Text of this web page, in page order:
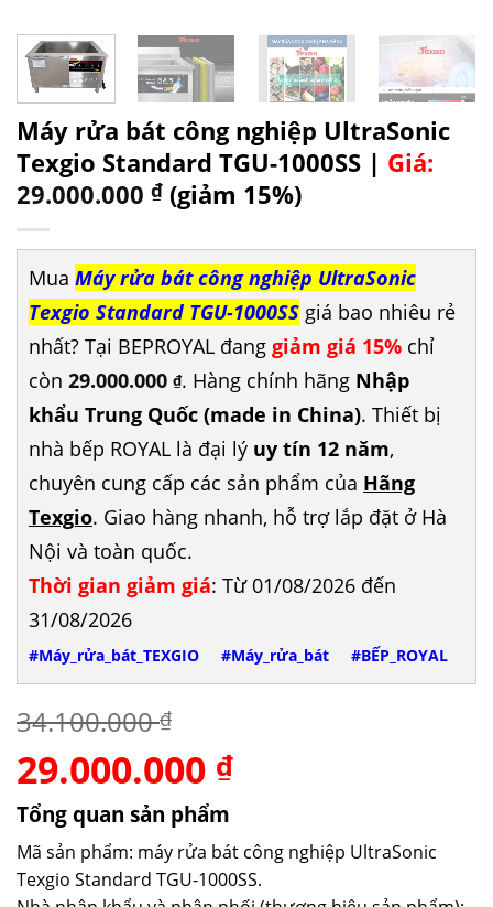
Máy rửa bát công nghiệp UltraSonic
Texgio Standard TGU-1000SS | Giá:
29.000.000 ₫ (giảm 15%)
Mua Máy rửa bát công nghiệp UltraSonic
Texgio Standard TGU-1000SS giá bao nhiêu rẻ
nhất? Tại BEPROYAL đang giảm giá 15% chỉ
còn 29.000.000 ₫. Hàng chính hãng Nhập
khẩu Trung Quốc (made in China). Thiết bị
nhà bếp ROYAL là đại lý uy tín 12 năm,
chuyên cung cấp các sản phẩm của Hãng
Texgio. Giao hàng nhanh, hỗ trợ lắp đặt ở Hà
Nội và toàn quốc.
Thời gian giảm giá: Từ 01/08/2026 đến
31/08/2026
#Máy_rửa_bát_TEXGIO #Máy_rửa_bát #BẾP_ROYAL
34.100.000₫
Giá
gốc
là:
34.100.000 ₫.
29.000.000 ₫Giá
là:
29.000.000 ₫.
Tổng quan sản phẩm
Mã sản phẩm: máy rửa bát công nghiệp UltraSonic
Texgio Standard TGU-1000SS.